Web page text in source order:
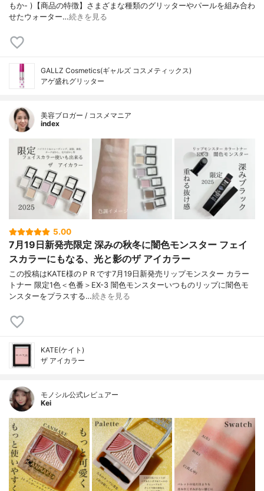
もか- )【商品の特徴】さまざまな種類のグリッターやパールを組み合わ
せたウォーター…続きを見る
GALLZ Cosmetics(ギャルズ コスメティックス)
アゲ盛れグリッター
美容ブロガー / コスメマニア
index
5.00
7月19日新発売限定 深みの秋冬に闇色モンスター フェイ
スカラーにもなる、光と影のザ アイカラー
この投稿はKATE様のＰＲです7月19日新発売リップモンスター カラー
トナー 限定1色＜色番＞EX-3 闇色モンスターいつものリップに闇色モ
ンスターをプラスする…続きを見る
KATE(ケイト)
ザ アイカラー
モノシル公式レビュアー
Kei